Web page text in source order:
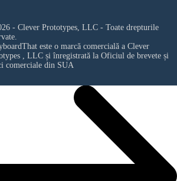
- Clever Prototypes, LLC - Toate drepturile
este o marcă comercială a Clever
, LLCși înregistrată la Oficiul de brevete și
comerciale din SUA